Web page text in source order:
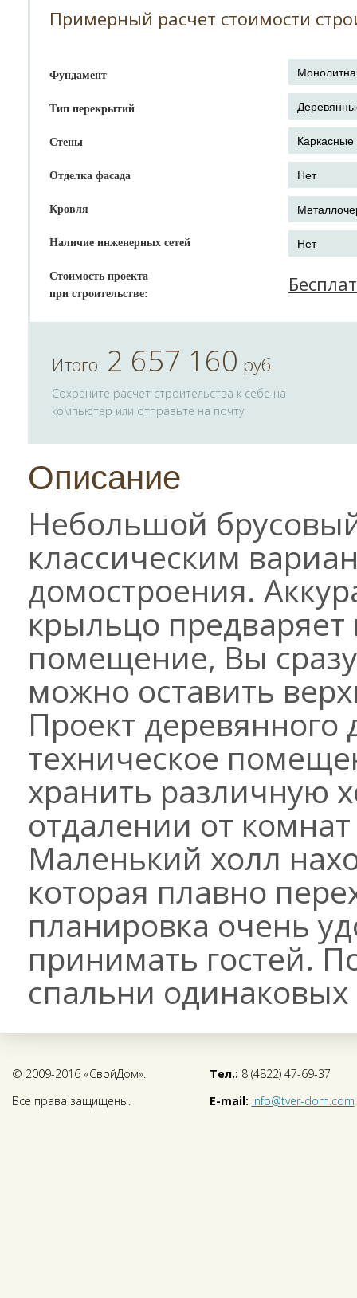
Примерный расчет стоимости
Фундамент
Тип перекрытий
Стены
Отделка фасада
Кровля
Наличие инженерных сетей
Стоимость проекта
при строительстве:
Итого: 2 657 160 руб.
Сохраните расчет строительства к себе на
компьютер или отправьте на почту
Описание
Небольшой
классическим
домостроения.
крыльцо предваряет
помещение, Вы
можно оставить
Проект
техническое
хранить различную
отдалении от
Маленький холл
которая плавно
планировка очень
принимать гостей.
спальни
© 2009-2016 «СвойДом».
Все права защищены.
Тел.: 8 (4822) 47-69-37
E-mail: info@tver-dom.com